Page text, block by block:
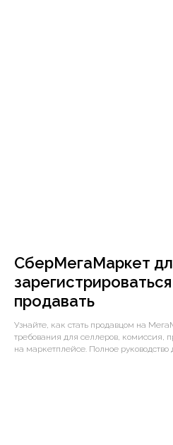
СберМегаМаркет
продавать
Узнайте, как стать продавцом на
требования для селлеров, комиссия,
на маркетплейсе. Полное